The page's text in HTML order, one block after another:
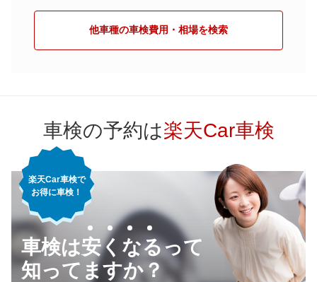
他車種の車検費用・相場を検索
車検の予約は楽天Car車検
楽天Car車検で
お得に車検！
車検は安くなるって
知ってますか？